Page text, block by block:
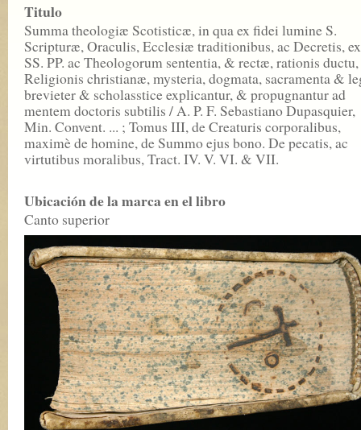
Titulo
Summa theologiæ Scotisticæ, in qua ex fidei lumine S.
Scripturæ, Oraculis, Ecclesiæ traditionibus, ac Decretis, ex
SS. PP. ac Theologorum sententia, & rectæ, rationis ductu,
Religionis christianæ, mysteria, dogmata, sacramenta &
brevieter & scholasstice explicantur, & propugnantur ad
mentem doctoris subtilis / A. P. F. Sebastiano Dupasquier,
Min. Convent. ... ; Tomus III, de Creaturis corporalibus,
maximè de homine, de Summo ejus bono. De pecatis, ac
virtutibus moralibus, Tract. IV. V. VI. & VII.
Ubicación de la marca en el libro
Canto superior